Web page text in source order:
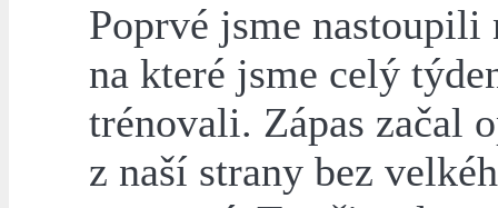
Poprvé jsme nastoupili
na které jsme celý
trénovali. Zápas začal
z naší strany bez